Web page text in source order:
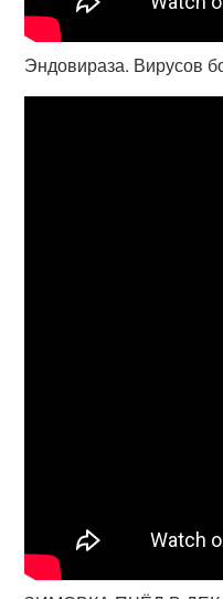
Эндовираза. Вирусов